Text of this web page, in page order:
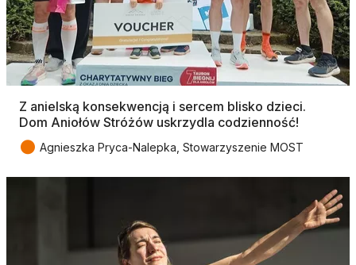
Z anielską konsekwencją i sercem blisko dzieci.
Dom Aniołów Stróżów uskrzydla codzienność!
● Agnieszka Pryca-Nalepka, Stowarzyszenie MOST